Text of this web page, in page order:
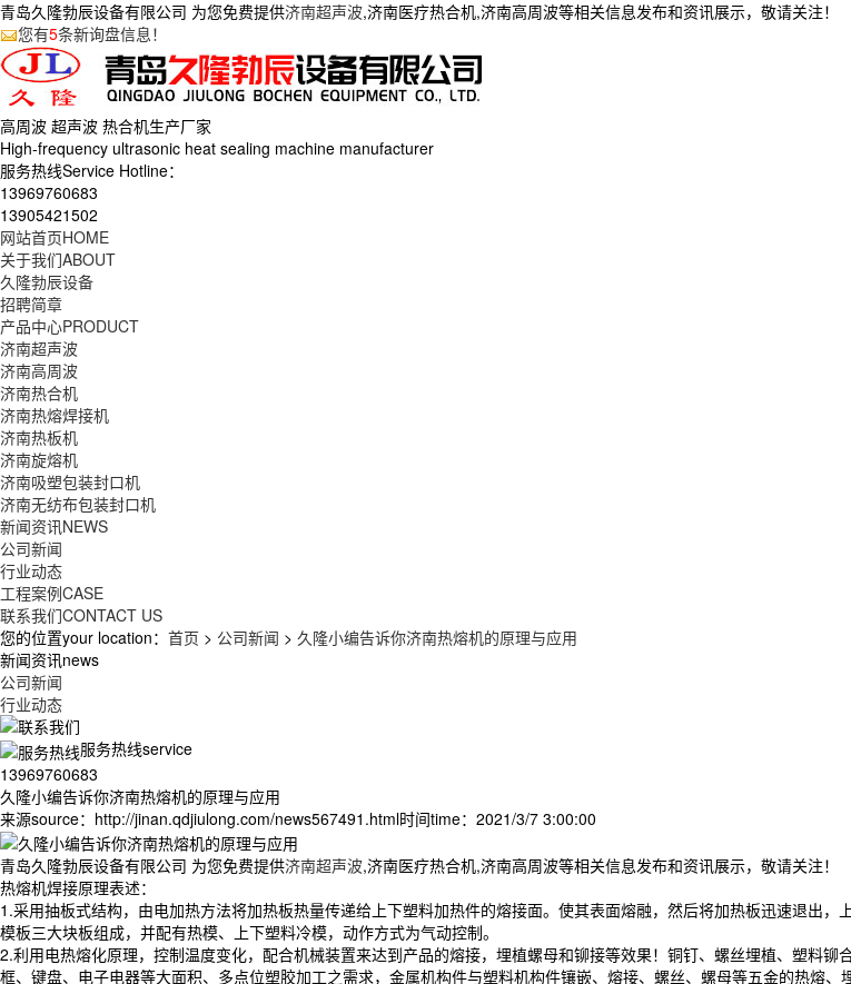
青岛久隆勃辰设备有限公司 为您免费提供济南超声波,济南医疗热合机,济南高周波等相关信息发布和资讯展示，敬请关注！
您有5条新询盘信息！
高周波 超声波 热合机生产厂家
High-frequency ultrasonic heat sealing machine manufacturer
服务热线Service Hotline：
13969760683
13905421502
网站首页HOME
关于我们ABOUT
久隆勃辰设备
招聘简章
产品中心PRODUCT
济南超声波
济南高周波
济南热合机
济南热熔焊接机
济南热板机
济南旋熔机
济南吸塑包装封口机
济南无纺布包装封口机
新闻资讯NEWS
公司新闻
行业动态
工程案例CASE
联系我们CONTACT US
您的位置your location： 首页 > 公司新闻 > 久隆小编告诉你济南热熔机的原理与应用
新闻资讯news
公司新闻
行业动态
服务热线service
13969760683
久隆小编告诉你济南热熔机的原理与应用
来源source：http://jinan.qdjiulong.com/news567491.html时间time：2021/3/7 3:00:00
青岛久隆勃辰设备有限公司 为您免费提供济南超声波,济南医疗热合机,济南高周波等相关信息发布和资讯展示，敬请关注！
热熔机焊接原理表述：
1.采用抽板式结构，由电加热方法将加热板热量传递给上下塑料加热件的熔接面。使其表面熔融，然后将加热板迅速退出
模板三大块板组成，并配有热模、上下塑料冷模，动作方式为气动控制。
2.利用电热熔化原理，控制温度变化，配合机械装置来达到产品的熔接，埋植螺母和铆接等效果！铜钉、螺丝埋植、塑料
框、键盘、电子电器等大面积、多点位塑胶加工之需求，金属机构件与塑料机构件镶嵌、熔接、螺丝、螺母等五金的热熔、